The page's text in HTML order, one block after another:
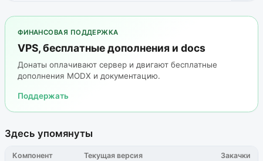
ФИНАНСОВАЯ ПОДДЕРЖКА
VPS, бесплатные дополнения и docs
Донаты оплачивают сервер и двигают бесплатные
дополнения MODX и документацию.
Поддержать
Здесь упомянуты
Компонент Текущая версия Закачки